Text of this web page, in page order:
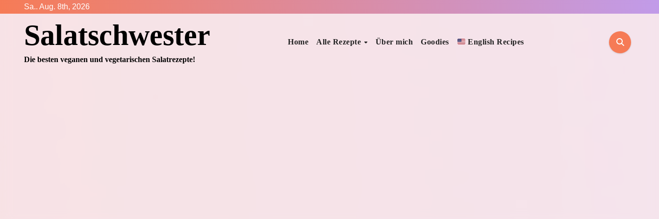
springen
Sa.. Aug. 8th, 2026
Salatschwester
Die besten veganen und vegetarischen Salatrezepte!
Home Alle Rezepte Über mich Goodies English Recipes